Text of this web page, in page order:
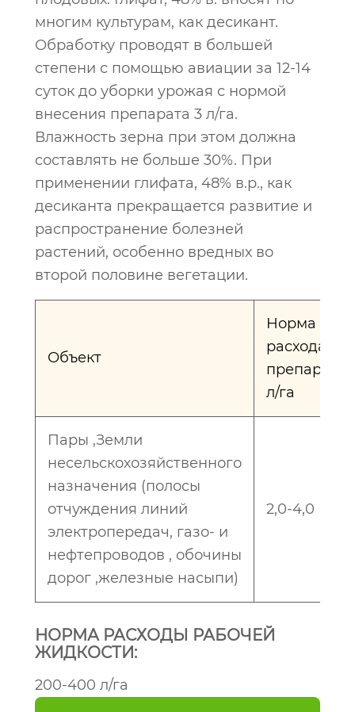
многим культурам, как десикант.
Обработку проводят в большей
степени с помощью авиации за 12-14
суток до уборки урожая с нормой
внесения препарата 3 л/га.
Влажность зерна при этом должна
составлять не больше 30%. При
применении глифата, 48% в.р., как
десиканта прекращается развитие и
распространение болезней
растений, особенно вредных во
второй половине вегетации.
Объект
Норма
расхода
препарата
л/га
Пары ,Земли
несельскохозяйственного
назначения (полосы
отчуждения линий
электропередач, газо- и
нефтепроводов , обочины
дорог ,железные насыпи)
2,0-4,0
НОРМА РАСХОДЫ РАБОЧЕЙ
ЖИДКОСТИ:
200-400 л/га